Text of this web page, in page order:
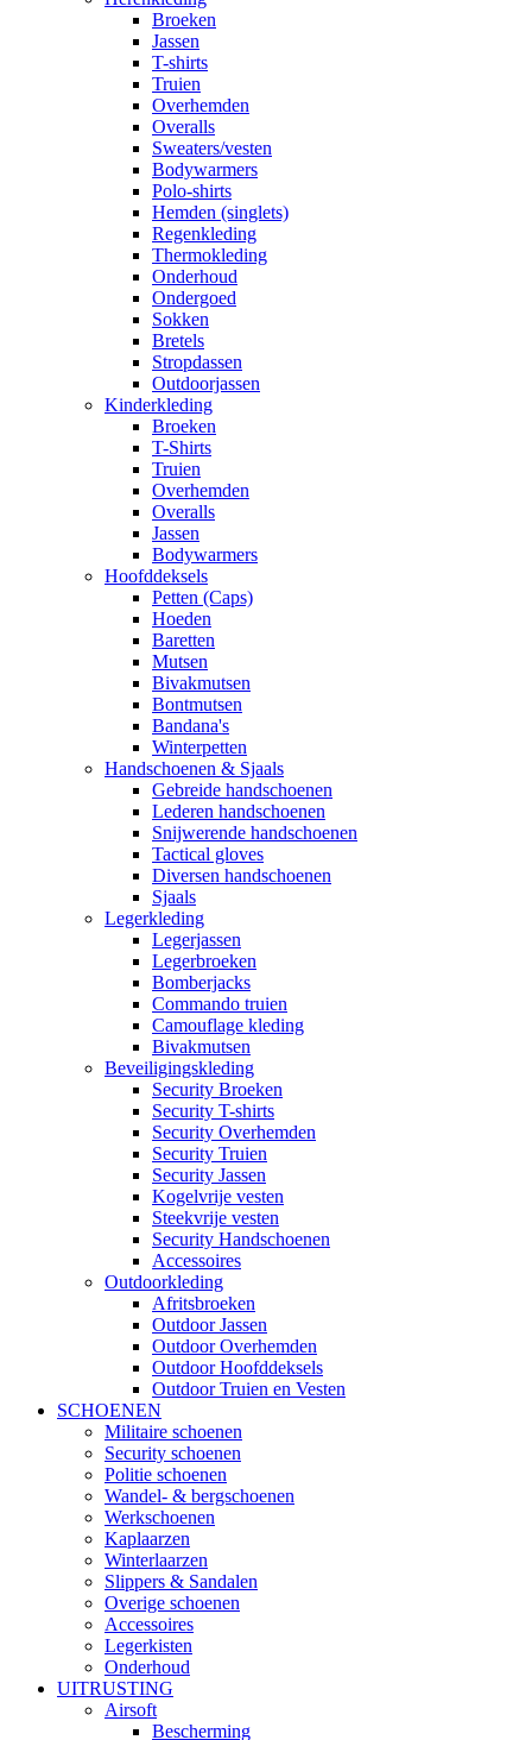
Broeken
Jassen
T-shirts
Truien
Overhemden
Overalls
Sweaters/vesten
Bodywarmers
Polo-shirts
Hemden (singlets)
Regenkleding
Thermokleding
Onderhoud
Ondergoed
Sokken
Bretels
Stropdassen
Outdoorjassen
Kinderkleding
Broeken
T-Shirts
Truien
Overhemden
Overalls
Jassen
Bodywarmers
Hoofddeksels
Petten (Caps)
Hoeden
Baretten
Mutsen
Bivakmutsen
Bontmutsen
Bandana's
Winterpetten
Handschoenen & Sjaals
Gebreide handschoenen
Lederen handschoenen
Snijwerende handschoenen
Tactical gloves
Diversen handschoenen
Sjaals
Legerkleding
Legerjassen
Legerbroeken
Bomberjacks
Commando truien
Camouflage kleding
Bivakmutsen
Beveiligingskleding
Security Broeken
Security T-shirts
Security Overhemden
Security Truien
Security Jassen
Kogelvrije vesten
Steekvrije vesten
Security Handschoenen
Accessoires
Outdoorkleding
Afritsbroeken
Outdoor Jassen
Outdoor Overhemden
Outdoor Hoofddeksels
Outdoor Truien en Vesten
SCHOENEN
Militaire schoenen
Security schoenen
Politie schoenen
Wandel- & bergschoenen
Werkschoenen
Kaplaarzen
Winterlaarzen
Slippers & Sandalen
Overige schoenen
Accessoires
Legerkisten
Onderhoud
UITRUSTING
Airsoft
Bescherming